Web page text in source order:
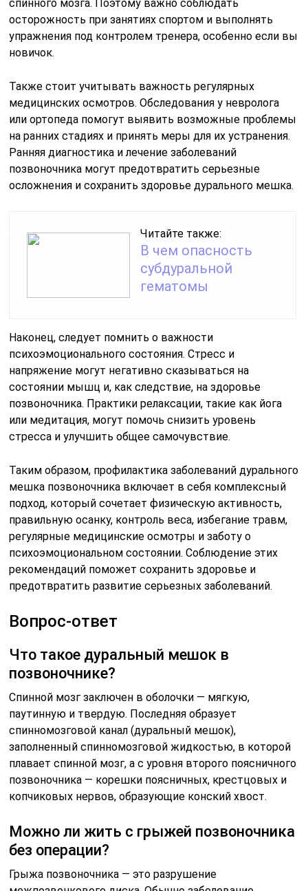
спинного мозга. Поэтому важно соблюдать
осторожность при занятиях спортом и выполнять
упражнения под контролем тренера, особенно если вы
новичок.
Также стоит учитывать важность регулярных
медицинских осмотров. Обследования у невролога
или ортопеда помогут выявить возможные проблемы
на ранних стадиях и принять меры для их устранения.
Ранняя диагностика и лечение заболеваний
позвоночника могут предотвратить серьезные
осложнения и сохранить здоровье дурального мешка.
Читайте также:
В чем опасность
субдуральной
гематомы
Наконец, следует помнить о важности
психоэмоционального состояния. Стресс и
напряжение могут негативно сказываться на
состоянии мышц и, как следствие, на здоровье
позвоночника. Практики релаксации, такие как йога
или медитация, могут помочь снизить уровень
стресса и улучшить общее самочувствие.
Таким образом, профилактика заболеваний дурального
мешка позвоночника включает в себя комплексный
подход, который сочетает физическую активность,
правильную осанку, контроль веса, избегание травм,
регулярные медицинские осмотры и заботу о
психоэмоциональном состоянии. Соблюдение этих
рекомендаций поможет сохранить здоровье и
предотвратить развитие серьезных заболеваний.
Вопрос-ответ
Что такое дуральный мешок в
позвоночнике?
Спинной мозг заключен в оболочки — мягкую,
паутинную и твердую. Последняя образует
спинномозговой канал (дуральный мешок),
заполненный спинномозговой жидкостью, в которой
плавает спинной мозг, а с уровня второго поясничного
позвоночника — корешки поясничных, крестцовых и
копчиковых нервов, образующие конский хвост.
Можно ли жить с грыжей позвоночника
без операции?
Грыжа позвоночника — это разрушение